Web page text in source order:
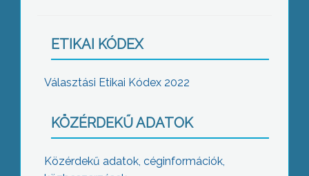
ETIKAI KÓDEX
Választási Etikai Kódex 2022
KÖZÉRDEKŰ ADATOK
Közérdekű adatok, céginformációk,